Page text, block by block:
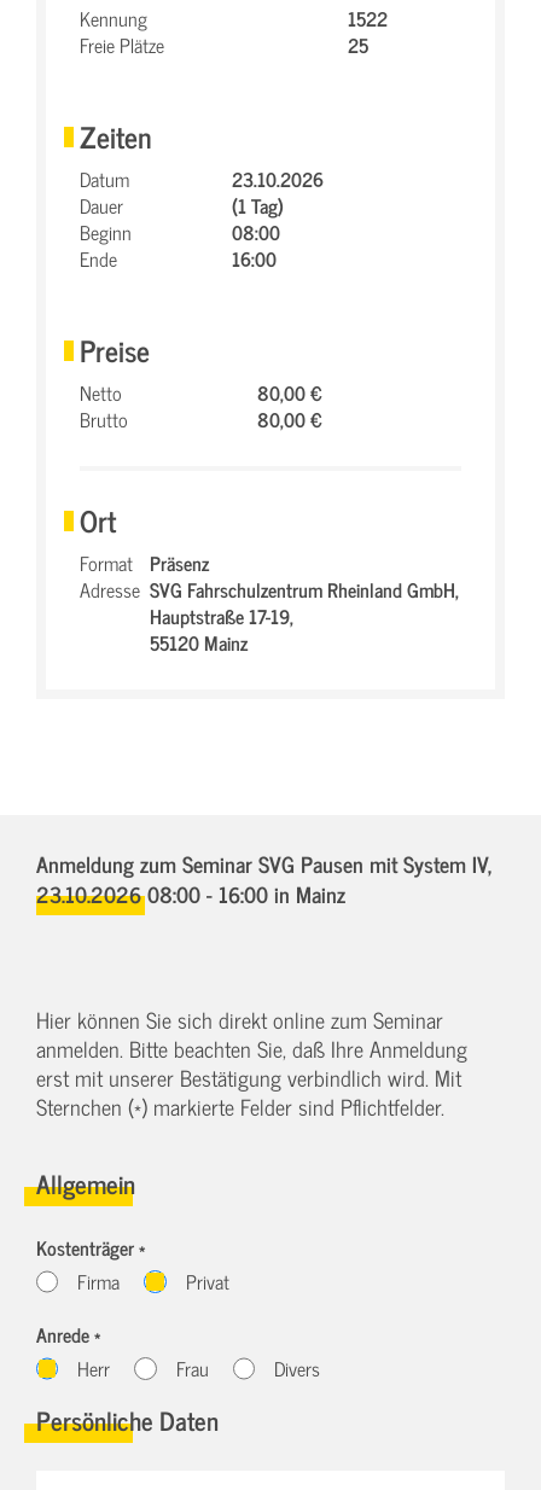
Kennung
1522
Freie Plätze
25
Zeiten
Datum
23.10.2026
Dauer
(1 Tag)
Beginn
08:00
Ende
16:00
Preise
Netto
80,00 €
Brutto
80,00 €
Ort
Format Präsenz
Adresse SVG Fahrschulzentrum Rheinland GmbH,
Hauptstraße 17-19,
55120 Mainz
Anmeldung zum Seminar SVG Pausen mit System IV,
23.10.2026 08:00 - 16:00in Mainz
Hier können Sie sich direkt online zum Seminar
anmelden. Bitte beachten Sie, daß Ihre Anmeldung
erst mit unserer Bestätigung verbindlich wird. Mit
Sternchen (*) markierte Felder sind Pflichtfelder.
Allgemein
Kostenträger *
Firma
Privat
Anrede *
Herr
Frau Divers
Persönliche Daten